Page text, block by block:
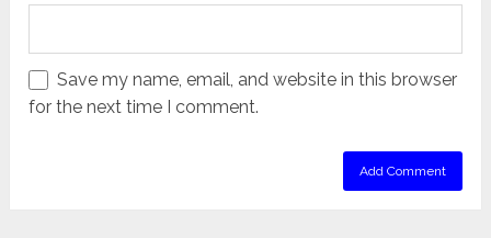
Save my name, email, and website in this browser
for the next time I comment.